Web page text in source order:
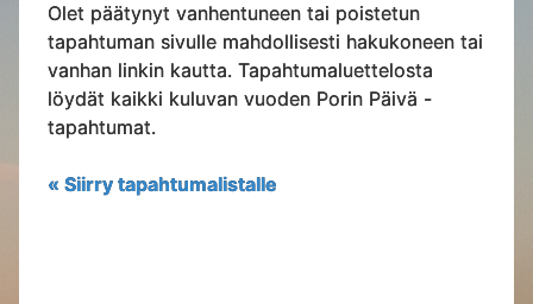
Olet päätynyt vanhentuneen tai poistetun
tapahtuman sivulle mahdollisesti hakukoneen tai
vanhan linkin kautta. Tapahtumaluettelosta
löydät kaikki kuluvan vuoden Porin Päivä -
tapahtumat.
« Siirry tapahtumalistalle